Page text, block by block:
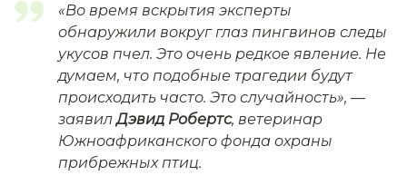
«Во время вскрытия эксперты
обнаружили вокруг глаз пингвинов следы
укусов пчел. Это очень редкое явление. Не
думаем, что подобные трагедии будут
происходить часто. Это случайность», —
заявилДэвид Робертс, ветеринар
Южноафриканского фонда охраны
прибрежных птиц.